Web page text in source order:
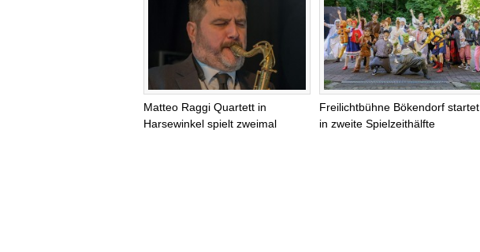
Matteo Raggi Quartett in
Harsewinkel spielt zweimal
Freilichtbühne Bökendorf startet
in zweite Spielzeithälfte